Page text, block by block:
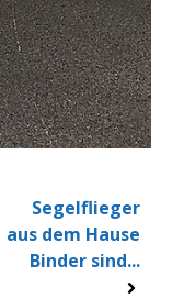
Segelflieger
aus dem Hause
Binder sind...